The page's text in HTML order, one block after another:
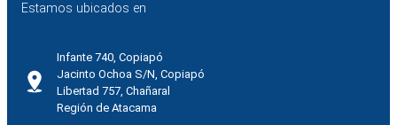
Estamos ubicados en
Infante 740, Copiapó
Jacinto Ochoa S/N, Copiapó
Libertad 757, Chañaral
Región de Atacama